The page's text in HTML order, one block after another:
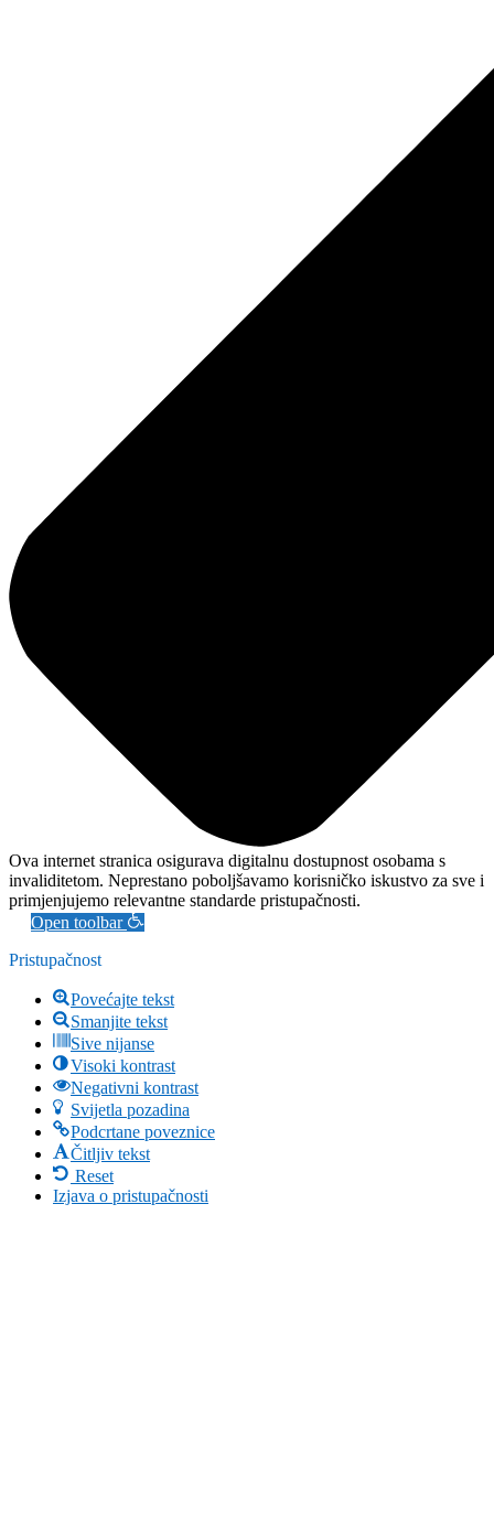
Ova internet stranica osigurava digitalnu dostupnost osobama s
invaliditetom. Neprestano poboljšavamo korisničko iskustvo za sve i
primjenjujemo relevantne standarde pristupačnosti.
Open toolbar
Pristupačnost
Povećajte tekst
Smanjite tekst
Sive nijanse
Visoki kontrast
Negativni kontrast
Svijetla pozadina
Podcrtane poveznice
Čitljiv tekst
Reset
Izjava o pristupačnosti